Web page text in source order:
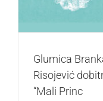
Glumica
Risojević
“Mali Princ